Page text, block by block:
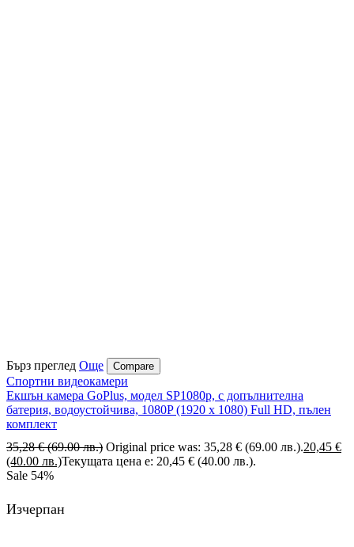
Бърз преглед Още Compare
Спортни видеокамери
Екшън камера GoPlus, модел SP1080p, с допълнителна
батерия, водоустойчива, 1080P (1920 х 1080) Full HD, пълен
комплект
35,28€ (69.00 лв.) Original price was: 35,28 € (69.00 лв.).20,45 €
(40.00 лв.)Текущата цена е: 20,45 € (40.00 лв.).
Sale 54%
Изчерпан